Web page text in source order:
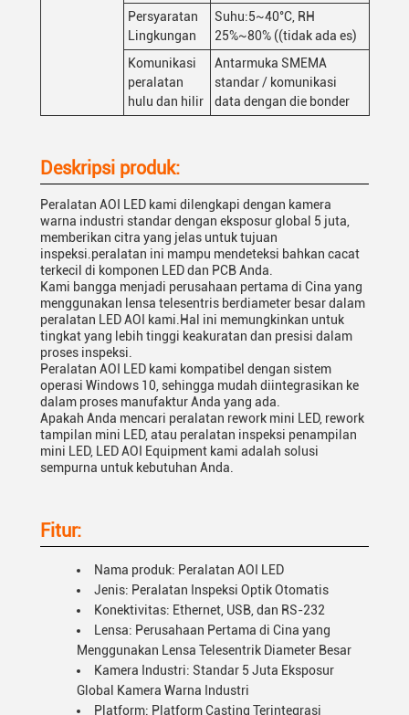
Persyaratan
Lingkungan
Suhu:5~40°C, RH
25%~80% ((tidak ada es)
Komunikasi
peralatan
hulu dan hilir
Antarmuka SMEMA
standar / komunikasi
data dengan die bonder
Deskripsi produk:
Peralatan AOI LED kami dilengkapi dengan kamera
warna industri standar dengan eksposur global 5 juta,
memberikan citra yang jelas untuk tujuan
inspeksi.peralatan ini mampu mendeteksi bahkan cacat
terkecil di komponen LED dan PCB Anda.
Kami bangga menjadi perusahaan pertama di Cina yang
menggunakan lensa telesentris berdiameter besar dalam
peralatan LED AOI kami.Hal ini memungkinkan untuk
tingkat yang lebih tinggi keakuratan dan presisi dalam
proses inspeksi.
Peralatan AOI LED kami kompatibel dengan sistem
operasi Windows 10, sehingga mudah diintegrasikan ke
dalam proses manufaktur Anda yang ada.
Apakah Anda mencari peralatan rework mini LED, rework
tampilan mini LED, atau peralatan inspeksi penampilan
mini LED, LED AOI Equipment kami adalah solusi
sempurna untuk kebutuhan Anda.
Fitur:
Nama produk: Peralatan AOI LED
Jenis: Peralatan Inspeksi Optik Otomatis
Konektivitas: Ethernet, USB, dan RS-232
Lensa: Perusahaan Pertama di Cina yang
Menggunakan Lensa Telesentrik Diameter Besar
Kamera Industri: Standar 5 Juta Eksposur
Global Kamera Warna Industri
Platform: Platform Casting Terintegrasi